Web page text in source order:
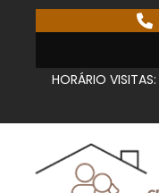
HORÁRIO VISITAS: